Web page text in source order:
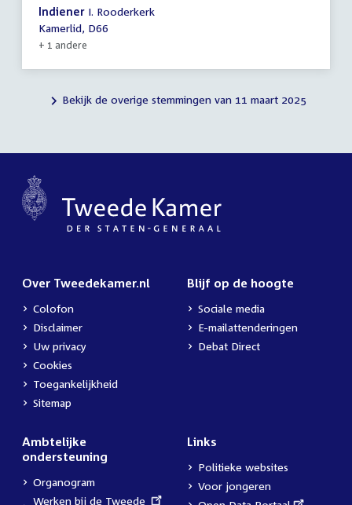
Indiener I. Rooderkerk
Kamerlid, D66
+ 1 andere
Bekijk de overige stemmingen van 11 maart 2025
Over Tweedekamer.nl
Colofon
Disclaimer
Uw privacy
Cookies
Toegankelijkheid
Sitemap
Blijf op de hoogte
Sociale media
E-mailattenderingen
Debat Direct
Ambtelijke
ondersteuning
Organogram
External
Werken bij de Tweede
Links
Politieke websites
Voor jongeren